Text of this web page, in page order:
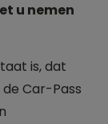
u nemen
is, dat
Car-Pass